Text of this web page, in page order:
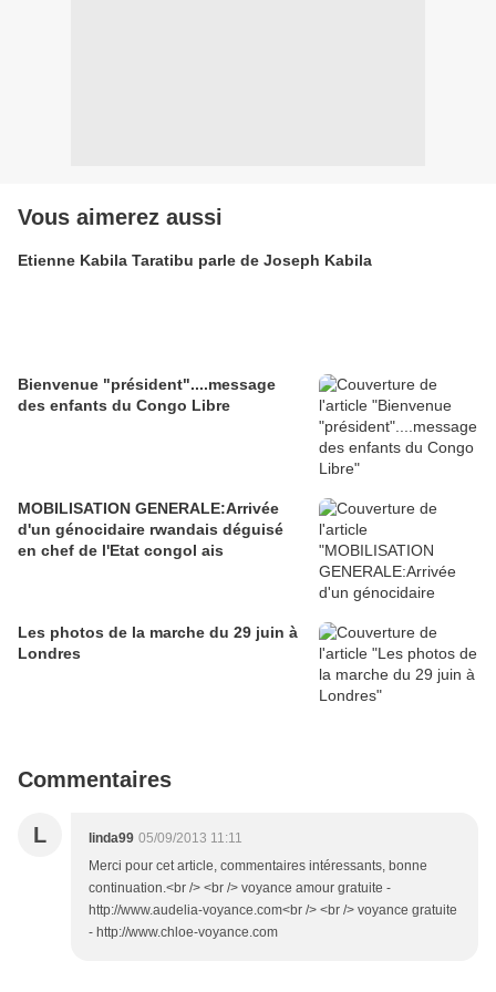
Vous aimerez aussi
Etienne Kabila Taratibu parle de Joseph Kabila
Bienvenue "président"....message
des enfants du Congo Libre
MOBILISATION GENERALE:Arrivée
d'un génocidaire rwandais déguisé
en chef de l'Etat congol ais
Les photos de la marche du 29 juin à
Londres
Commentaires
L linda99 05/09/2013 11:11
Merci pour cet article, commentaires intéressants, bonne
continuation.<br /> <br /> voyance amour gratuite -
http://www.audelia-voyance.com<br /> <br /> voyance gratuite
- http://www.chloe-voyance.com